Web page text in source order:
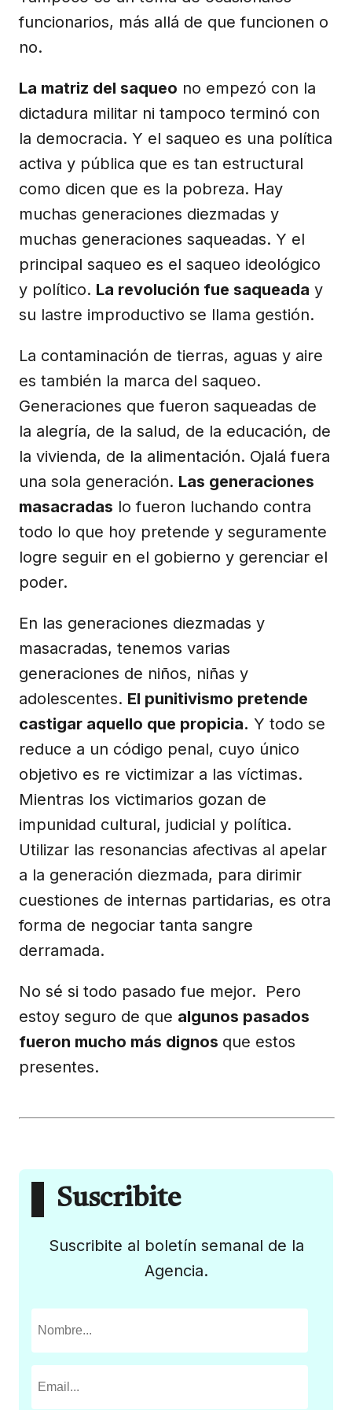
funcionarios, más allá de que funcionen o
no.
La matriz del saqueo no empezó con la
dictadura militar ni tampoco terminó con
la democracia. Y el saqueo es una política
activa y pública que es tan estructural
como dicen que es la pobreza. Hay
muchas generaciones diezmadas y
muchas generaciones saqueadas. Y el
principal saqueo es el saqueo ideológico
y político. La revolución fue saqueada y
su lastre improductivo se llama gestión.
La contaminación de tierras, aguas y aire
es también la marca del saqueo.
Generaciones que fueron saqueadas de
la alegría, de la salud, de la educación, de
la vivienda, de la alimentación. Ojalá fuera
una sola generación. Las generaciones
masacradas lo fueron luchando contra
todo lo que hoy pretende y seguramente
logre seguir en el gobierno y gerenciar el
poder.
En las generaciones diezmadas y
masacradas, tenemos varias
generaciones de niños, niñas y
adolescentes. El punitivismo pretende
castigar aquello que propicia. Y todo se
reduce a un código penal, cuyo único
objetivo es re victimizar a las víctimas.
Mientras los victimarios gozan de
impunidad cultural, judicial y política.
Utilizar las resonancias afectivas al apelar
a la generación diezmada, para dirimir
cuestiones de internas partidarias, es otra
forma de negociar tanta sangre
derramada.
No sé si todo pasado fue mejor. Pero
estoy seguro de que algunos pasados
fueron mucho más dignos que estos
presentes.
Suscribite
Suscribite al boletín semanal de la
Agencia.